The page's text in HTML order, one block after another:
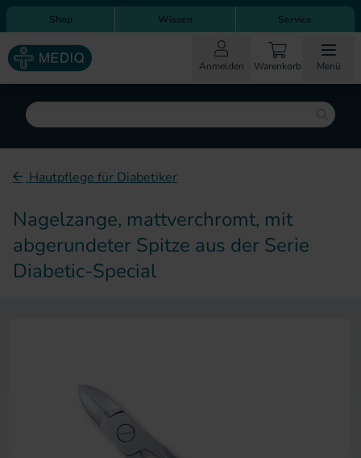
Direkt zum Inhalt
Direkt zur Hauptnavigation
Shop Wissen Service
Anmelden Warenkorb Menü
Suche
Hautpflege für Diabetiker
Nagelzange, mattverchromt, mit
abgerundeter Spitze aus der Serie
Diabetic-Special